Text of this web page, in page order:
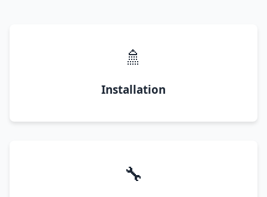
🚿
Installation
🔧